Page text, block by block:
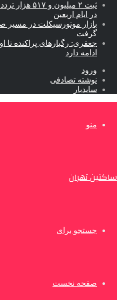
ثبت ۲ میلیون
در ایام اربعین
بازار موتورسیکلت در مسیر
گرفت
جعفری: رگبارهای پراکنده تا
ادامه دارد
ورود
نوشته تصادفی
سایدبار
منو
ساکنین تهران
جستجو برای
صفحه نخست